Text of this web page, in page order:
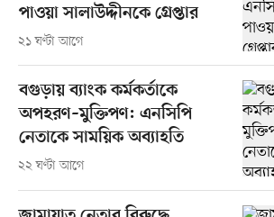
পাওয়া সালাউদ্দীনকে গ্রেপ্তার
২১ ঘণ্টা আগে
বগুড়ায় ব্যাংক কর্মকর্তাকে
অপহরণ–মুক্তিপণ: এনসিপি
নেতাকে সাময়িক অব্যাহতি
২২ ঘণ্টা আগে